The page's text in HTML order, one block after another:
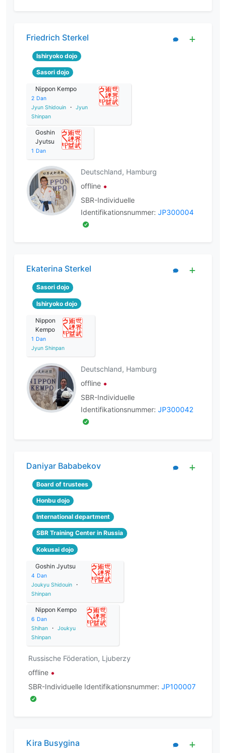
Friedrich Sterkel
Ishiryoko dojo
Sasori dojo
Nippon Kempo
2 Dan
Jyun Shidouin
・
Jyun
Shinpan
Goshin
Jyutsu
1 Dan
Deutschland, Hamburg
offline
SBR-Individuelle
Identifikationsnummer: JP300004
Ekaterina Sterkel
Sasori dojo
Ishiryoko dojo
Nippon
Kempo
1 Dan
Jyun Shinpan
Deutschland, Hamburg
offline
SBR-Individuelle
Identifikationsnummer: JP300042
Daniyar Bababekov
Board of trustees
Honbu dojo
International department
SBR Training Center in Russia
Kokusai dojo
Goshin Jyutsu
4 Dan
Joukyu Shidouin
・
Shinpan
Nippon Kempo
6 Dan
Shihan
・
Joukyu
Shinpan
Russische Föderation, Ljuberzy
offline
SBR-Individuelle Identifikationsnummer: JP100007
Kira Busygina